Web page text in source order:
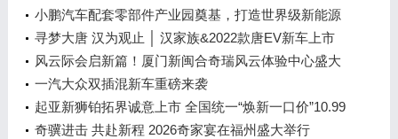
小鹏汽车配套零部件产业园奠基，打造世界级新能源
智能汽车集群
寻梦大唐 汉为观止 │ 汉家族&2022款唐EV新车上市
发布会，敬请期待！
风云际会启新篇！厦门新闽合奇瑞风云体验中心盛大
开业
一汽大众双插混新车重磅来袭
起亚新狮铂拓界诚意上市 全国统一“焕新一口价”10.99
万元起
奇骥进击 共赴新程 2026奇家宴在福州盛大举行